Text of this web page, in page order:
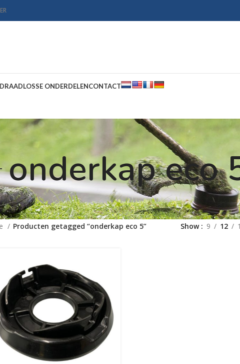
LOSSE ONDERDELENCONTACT
onderkap eco
Producten getagged “onderkap eco 5” Show 9 12